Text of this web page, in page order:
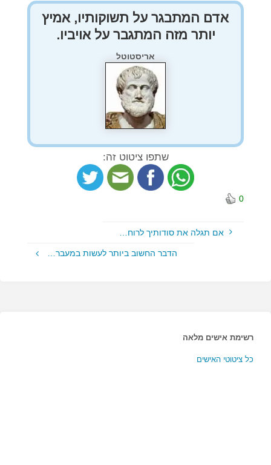
אדם המתבגר על תשוקותיו, אמיץ
יותר מזה המתגבר על אויביו.
אריסטוטל
שתפו ציטוט זה:
0
אם תגלה את סודותיך לרוח…
הדבר החשוב ביותר לעשות במעבר…
רשימת אישים מלאה
כל ציטוטי האישים